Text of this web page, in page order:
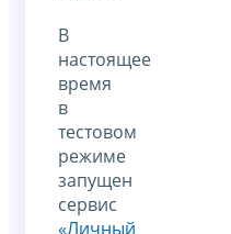
В
настоящее
время
в
тестовом
режиме
запущен
сервис
«Личный